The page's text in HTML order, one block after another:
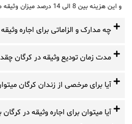
و این هزینه بین 8 الی 14 درصد میزان وثیقه میباشد.
چه مدارک و الزاماتی برای اجاره
مدت زمان تودیع وثیقه در کرگان
آیا برای مرخصی از زندان کرگان
آیا میتوان برای اجاره وثیقه در